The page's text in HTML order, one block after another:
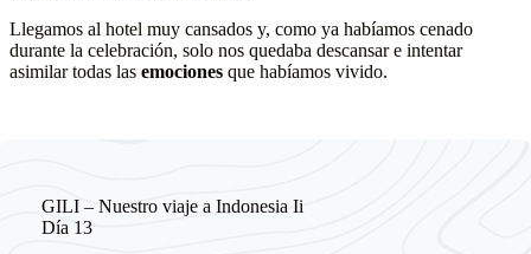
Llegamos al hotel muy cansados y, como ya habíamos cenado
durante la celebración, solo nos quedaba descansar e intentar
asimilar todas las emociones que habíamos vivido.
GILI – Nuestro viaje a Indonesia Ii
Día 13